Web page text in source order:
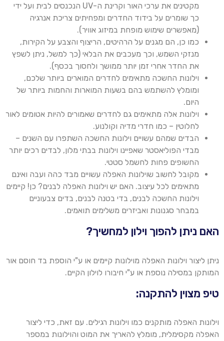
מקטינים את ערכי האור וקרינת ה-UV
הנכנסים לבית ועל ידי
כך שומרים על בידוד החדרים ומפחיתים צריכת אנרגיה
(מאפשרים שימוש מופחת במיזוג אוויר).
כמו כן, הם מגנים על הרהיטים, הריצוף והצבע על הקירות,
מנזקי השמש, וכך מעכבים את הבלאי (כך למשל, ניתן לשפץ
את החדר אחרי זמן יותר ממושך ולחסוך בכסף).
וילונות החשכה מתאימים לחדרים המוארים ביותר שלכם,
ומומלץ להשתמש בהם בשעות המוארות והחמות ביותר של
היום.
וילונות אלה מתאימים גם לחדרים שאמורים להיות אטומים לאור
לחלוטין – כמו חדרי מדיה וקולנוע.
הבדים שמהם עשויים וילונות החשכה השתפרו עם השנים –
מבדי הפוליאסטר שאפיינו וילונות בבתי מלון, לבדים רכים יותר
החשופים פחות לחשמל סטטי.
מקובל לחשוב שוילונות האפלה עשויים מבד כהה ועבה ואינם
מתאימים לכל עיצוב. האם יש וילונות האפלה לבנים? כן! קיימים
וילונות החשכה לבנים, בדי בטנה לבנים, בדים צבעוניים
במבחר סגנונות ואביזרים משלימים תואמים.
האם ניתן להפוך וילון למחשיך?
ניתן ליצור וילונות האפלה מוילונות קיימים או ע"י הוספת בד חוסם אור
המותקן במסילה נוספת או ע"י חיבורו לוילון הקיים.
טיפ מצוין להתקנה:
וילונות האפלה מותקנים כמו וילונות רגילים. עם זאת, כדי ליצור
האפלה מקסימלית, מומלץ להאריך את המוט והוילונות במספר